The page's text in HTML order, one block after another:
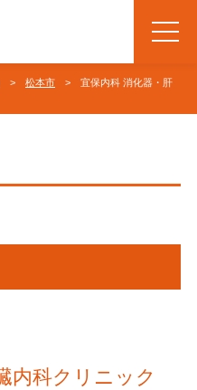
> 松本市 > 宜保内科 消化器・肝
内科クリニック